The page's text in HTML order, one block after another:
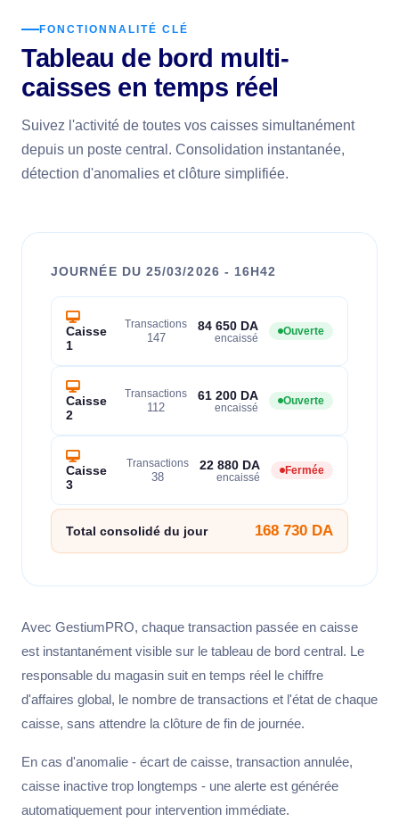
FONCTIONNALITÉ CLÉ
Tableau de bord multi-
caisses en temps réel
Suivez l'activité de toutes vos caisses simultanément
depuis un poste central. Consolidation instantanée,
détection d'anomalies et clôture simplifiée.
JOURNÉE DU 25/03/2026 - 16H42
Caisse
1
Transactions
147
84 650 DA
encaissé
Ouverte
Caisse
2
Transactions
112
61 200 DA
encaissé
Ouverte
Caisse
3
Transactions
38
22 880 DA
encaissé
Fermée
Total consolidé du jour 168 730 DA
Avec GestiumPRO, chaque transaction passée en caisse
est instantanément visible sur le tableau de bord central. Le
responsable du magasin suit en temps réel le chiffre
d'affaires global, le nombre de transactions et l'état de chaque
caisse, sans attendre la clôture de fin de journée.
En cas d'anomalie - écart de caisse, transaction annulée,
caisse inactive trop longtemps - une alerte est générée
automatiquement pour intervention immédiate.